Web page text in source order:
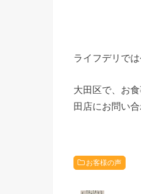
ライフデリで
大田区で、お
田店にお問い合
お客様の声